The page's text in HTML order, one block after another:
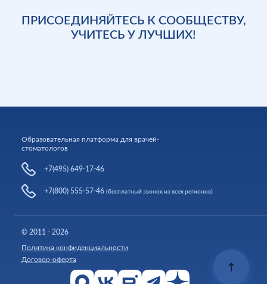
↑
ПРИСОЕДИНЯЙТЕСЬ К СООБЩЕСТВУ,
УЧИТЕСЬ У ЛУЧШИХ!
Образовательная платформа для врачей-
стоматологов
+7(495) 649-17-46
+7(800) 555-57-46 (бесплатный звонок из всех регионов)
© 2011 - 2026
Политика конфиденциальности
Договор-оферта